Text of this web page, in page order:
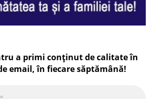
a primi conținut de calitate în
email, în fiecaresăptămână!